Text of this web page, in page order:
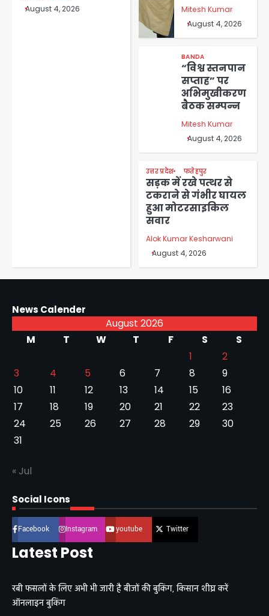
August 4, 2026
Mitesh Kumar
August 4, 2026
BANDA
“विश्व स्तनपान
सप्ताह” पर
अभिमुखीकरण
बैठक सम्पन्न
Mitesh Kumar
August 4, 2026
उत्तर प्रदेश फतेहपुर
सड़क में रखे पत्थर से
टकराने से गंभीर घायल
हुआ मोटरसाइकिल
सवार
Alok Kumar Kesharwani
August 4, 2026
News Calender
August 2026
M
T W T F S
S
1
2
3
4 5 6 7 8
9
10
11 12 13 14 15
16
17
18 19 20 21 22
23
24
25 26 27 28 29
30
31
« Jul
Social Icons
Facebook Instagram youtube Twitter
Latest Post
रबी फसलों के लिए अभी भी जारी है बीजों की बुकिंग, किसान शीघ्र करें
ऑनलाइन बुकिंग